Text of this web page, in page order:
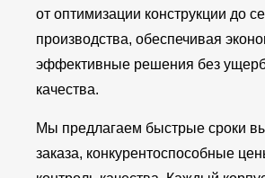
от оптимизации конструкции до
производства, обеспечивая
эффективные решения без
качества.
Мы предлагаем быстрые сроки
заказа, конкурентоспособные